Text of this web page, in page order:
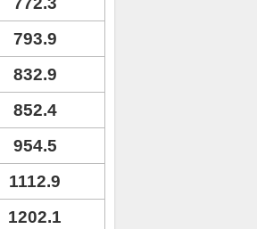
793.9
832.9
852.4
954.5
1112.9
1202.1